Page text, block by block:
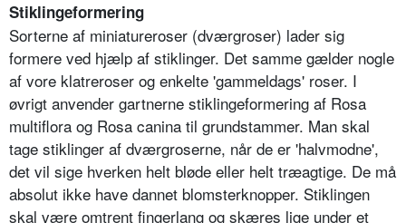
Stiklingeformering
Sorterne af miniatureroser (dværgroser) lader sig
formere ved hjælp af stiklinger. Det samme gælder nogle
af vore klatreroser og enkelte 'gammeldags' ro­ser. I
øvrigt anvender gartnerne stiklingeformering af Rosa
multiflora og Rosa canina til grundstammer. Man skal
tage stiklinger af dværgroserne, når de er 'halv­modne',
det vil sige hverken helt bløde eller helt træag­tige. De må
absolut ikke have dannet blomsterknop­per. Stiklingen
skal være omtrent fingerlang og skæres lige under et